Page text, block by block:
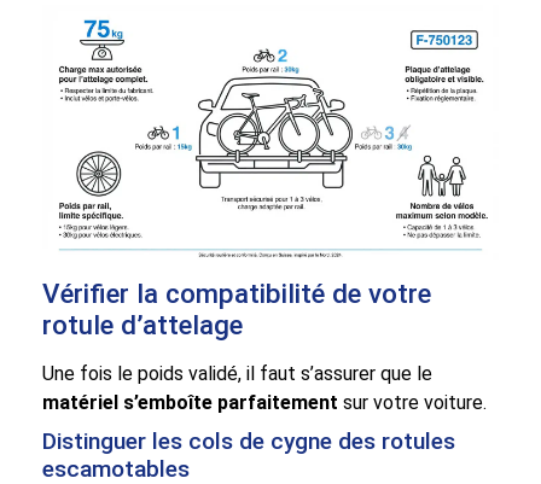
Vérifier la compatibilité de votre
rotule d’attelage
Une fois le poids validé, il faut s’assurer que le
matériel s’emboîte parfaitement sur votre voiture.
Distinguer les cols de cygne des rotules
escamotables